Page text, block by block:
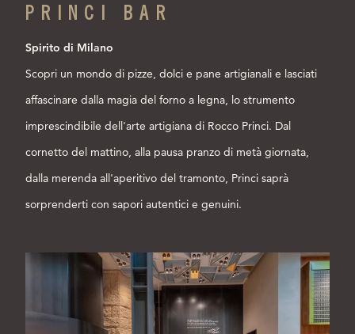
PRINCI BAR
Spirito di Milano
Scopri un mondo di pizze, dolci e pane artigianali e lasciati
affascinare dalla magia del forno a legna, lo strumento
imprescindibile dell'arte artigiana di Rocco Princi. Dal
cornetto del mattino, alla pausa pranzo di metà giornata,
dalla merenda all'aperitivo del tramonto, Princi saprà
sorprenderti con sapori autentici e genuini.